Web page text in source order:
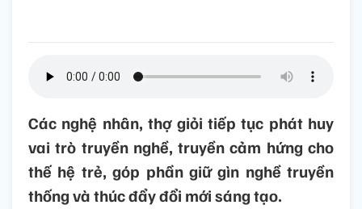
Các nghệ nhân, thợ giỏi tiếp tục phát huy
vai trò truyền nghề, truyền cảm hứng cho
thế hệ trẻ, góp phần giữ gìn nghề truyền
thống và thúc đẩy đổi mới sáng tạo.